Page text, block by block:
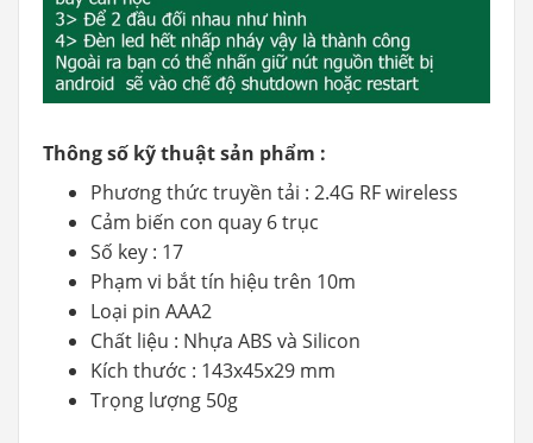
Thông số kỹ thuật sản phẩm :
Phương thức truyền tải : 2.4G RF wireless
Cảm biến con quay 6 trục
Số key : 17
Phạm vi bắt tín hiệu trên 10m
Loại pin AAA2
Chất liệu : Nhựa ABS và Silicon
Kích thước : 143x45x29 mm
Trọng lượng 50g